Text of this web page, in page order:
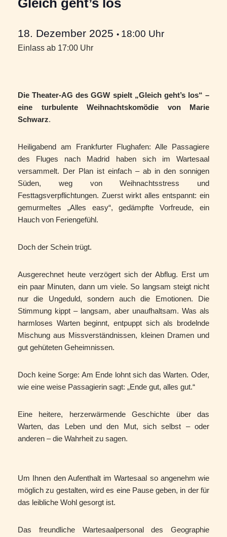
18. Dezember 2025 • 18:00 Uhr
Einlass ab 17:00 Uhr
Die Theater-AG des GGW spielt „Gleich geht’s los“ –
eine turbulente Weihnachtskomödie von Marie
Schwarz.
Heiligabend am Frankfurter Flughafen: Alle Passagiere
des Fluges nach Madrid haben sich im Wartesaal
versammelt. Der Plan ist einfach – ab in den sonnigen
Süden, weg von Weihnachtsstress und
Festtagsverpflichtungen. Zuerst wirkt alles entspannt: ein
gemurmeltes „Alles easy“, gedämpfte Vorfreude, ein
Hauch von Feriengefühl.
Doch der Schein trügt.
Ausgerechnet heute verzögert sich der Abflug. Erst um
ein paar Minuten, dann um viele. So langsam steigt nicht
nur die Ungeduld, sondern auch die Emotionen. Die
Stimmung kippt – langsam, aber unaufhaltsam. Was als
harmloses Warten beginnt, entpuppt sich als brodelnde
Mischung aus Missverständnissen, kleinen Dramen und
gut gehüteten Geheimnissen.
Doch keine Sorge: Am Ende lohnt sich das Warten. Oder,
wie eine weise Passagierin sagt: „Ende gut, alles gut.“
Eine heitere, herzerwärmende Geschichte über das
Warten, das Leben und den Mut, sich selbst – oder
anderen – die Wahrheit zu sagen.
Um Ihnen den Aufenthalt im Wartesaal so angenehm wie
möglich zu gestalten, wird es eine Pause geben, in der für
das leibliche Wohl gesorgt ist.
Das freundliche Wartesaalpersonal des Geographie